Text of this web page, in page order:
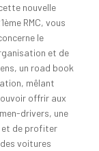
nouvelle
RMC, vous
le
et de
un road book
mêlant
offrir aux
drivers, une
et de profiter
voitures